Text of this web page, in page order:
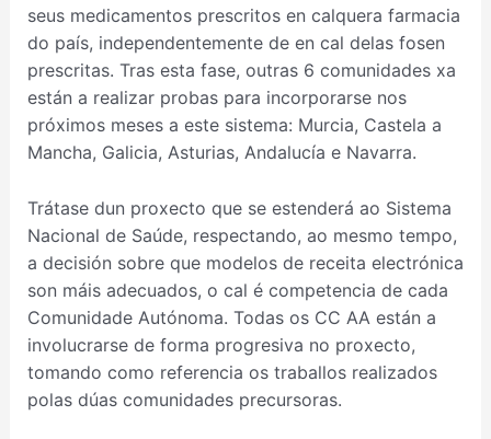
seus medicamentos prescritos en calquera farmacia
do país, independentemente de en cal delas fosen
prescritas. Tras esta fase, outras 6 comunidades xa
están a realizar probas para incorporarse nos
próximos meses a este sistema: Murcia, Castela a
Mancha, Galicia, Asturias, Andalucía e Navarra.
Trátase dun proxecto que se estenderá ao Sistema
Nacional de Saúde, respectando, ao mesmo tempo,
a decisión sobre que modelos de receita electrónica
son máis adecuados, o cal é competencia de cada
Comunidade Autónoma. Todas os CC AA están a
involucrarse de forma progresiva no proxecto,
tomando como referencia os traballos realizados
polas dúas comunidades precursoras.